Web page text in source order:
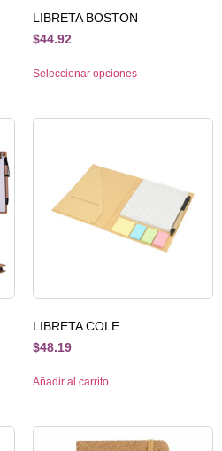
LIBRETA BOSTON
$44.92
Seleccionar opciones
LIBRETA COLE
$48.19
Añadir al carrito